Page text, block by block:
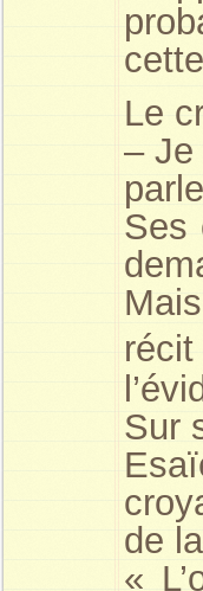
Le
– Je
Ses
Sur
de
«